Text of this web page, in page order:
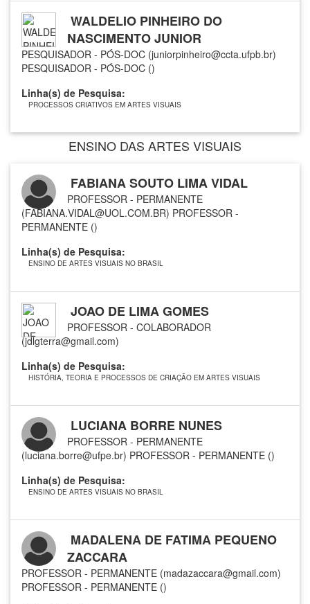
WALDELIO PINHEIRO DO
NASCIMENTO JUNIOR
PESQUISADOR - PÓS-DOC (juniorpinheiro@ccta.ufpb.br)
PESQUISADOR - PÓS-DOC ()
Linha(s) de Pesquisa:
PROCESSOS CRIATIVOS EM ARTES VISUAIS
ENSINO DAS ARTES VISUAIS
FABIANA SOUTO LIMA VIDAL
PROFESSOR - PERMANENTE
(FABIANA.VIDAL@UOL.COM.BR) PROFESSOR -
PERMANENTE ()
Linha(s) de Pesquisa:
ENSINO DE ARTES VISUAIS NO BRASIL
JOAO DE LIMA GOMES
PROFESSOR - COLABORADOR
(jdlgterra@gmail.com)
Linha(s) de Pesquisa:
HISTÓRIA, TEORIA E PROCESSOS DE CRIAÇÃO EM ARTES VISUAIS
LUCIANA BORRE NUNES
PROFESSOR - PERMANENTE
(luciana.borre@ufpe.br) PROFESSOR - PERMANENTE ()
Linha(s) de Pesquisa:
ENSINO DE ARTES VISUAIS NO BRASIL
MADALENA DE FATIMA PEQUENO
ZACCARA
PROFESSOR - PERMANENTE (madazaccara@gmail.com)
PROFESSOR - PERMANENTE ()